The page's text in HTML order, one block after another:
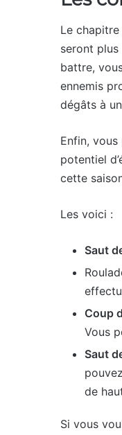
Le
seront
battre,
ennemis
dégâts à
Enfin,
potentiel
cette
Les voici :
Saut
Coup
Vous
Saut
de
Si vous